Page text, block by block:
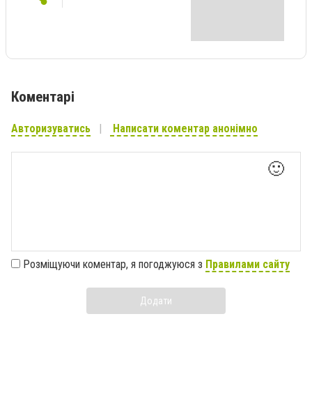
Коментарі
Авторизуватись Написати коментар анонімно
🙂
Розміщуючи коментар, я погоджуюся з Правилами сайту
Додати